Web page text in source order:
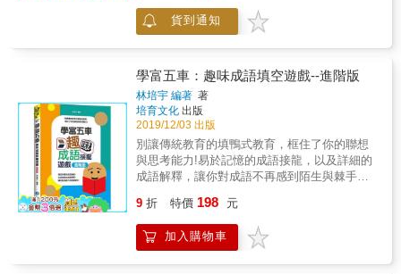
的火柴，能拼出幾個國字？ &rarr;化文字為圖像
遊戲，強化左右腦的交互運用！ ★&& &加強計
出哪一條裂縫是最先出現的嗎？ &rarr;綜觀全
局，從圖像中找線索，完全開發左右腦！ ★&&
&練習推理＆分析力 是否能用折紙的方式證明
三角形內角和等於180&deg;？ 數列「？
5051545760」中，「？」是什麼數字？
&rarr;大膽預測、推算遊戲邏輯，強化推理與分
析力！ 你想成為做事有邏輯、說話有條理、用
語言思考的知性左腦人？ 還是非常羨慕充滿想
像與創造力，用圖像思考的感性右腦人？ 不妨
圍， 全大腦不能偏廢，左左右右一起動起來才
好玩。 快來加入左右腦無差別心智挑戰賽，一
起玩轉腦世界！ 本書特色 ★&& &不插電、不
貨到通知
學富五車：趣味成語填空遊戲--進階版
林培宇 編著 著
培育文化 出版
2019/12/03 出版
別讓傳統教育的填鴨式教育，框住了你的聯想
與思考能力!易於記憶的成語接龍，以及詳細的
成語解釋，讓你對成語不再感到陌生與棘手！
語接龍遊戲!學習並不是死記、硬背！而是藉由
有邏輯性且易於理解的方式讓「知識的吸收」
變成一件愉快的休閒樂事。
9 折 特價 198 元
加入購物車